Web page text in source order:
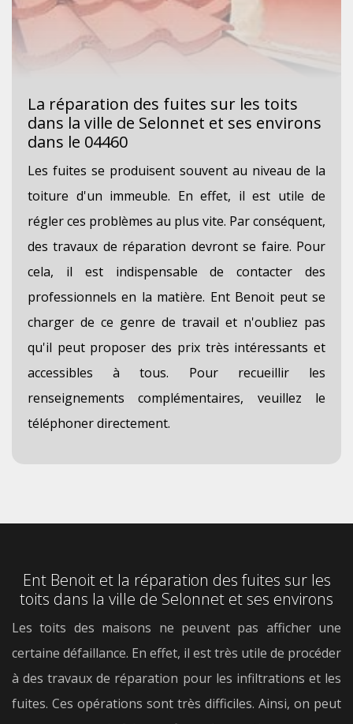
La réparation des fuites sur les toits
dans la ville de Selonnet et ses environs
dans le 04460
Les fuites se produisent souvent au niveau de la
toiture d'un immeuble. En effet, il est utile de
régler ces problèmes au plus vite. Par conséquent,
des travaux de réparation devront se faire. Pour
cela, il est indispensable de contacter des
professionnels en la matière. Ent Benoit peut se
charger de ce genre de travail et n'oubliez pas
qu'il peut proposer des prix très intéressants et
accessibles à tous. Pour recueillir les
renseignements complémentaires, veuillez le
téléphoner directement.
Ent Benoit et la réparation des fuites sur les
toits dans la ville de Selonnet et ses environs
Les toits des maisons ne peuvent pas afficher une
certaine défaillance. En effet, il est très utile de procéder
à des travaux de réparation pour les infiltrations et les
fuites. Ces opérations sont très difficiles. Ainsi, on peut